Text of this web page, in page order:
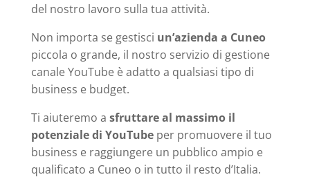
del nostro lavoro sulla tua attività.
Non importa se gestisci un’azienda a Cuneo
piccola o grande, il nostro servizio di gestione
canale YouTube è adatto a qualsiasi tipo di
business e budget.
Ti aiuteremo a sfruttare al massimo il
potenziale di YouTubeper promuovere il tuo
business e raggiungere un pubblico ampio e
qualificato a Cuneo o in tutto il resto d’Italia.